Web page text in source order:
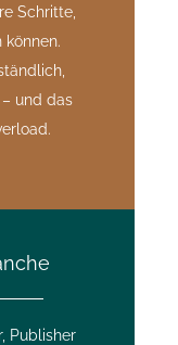
Schritte,
können.
und das
Publisher